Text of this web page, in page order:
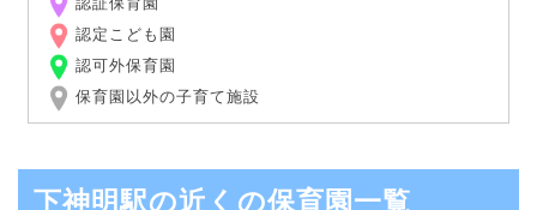
認定こども園
認可外保育園
保育園以外の子育て施設
下神明駅の近くの保育園一覧